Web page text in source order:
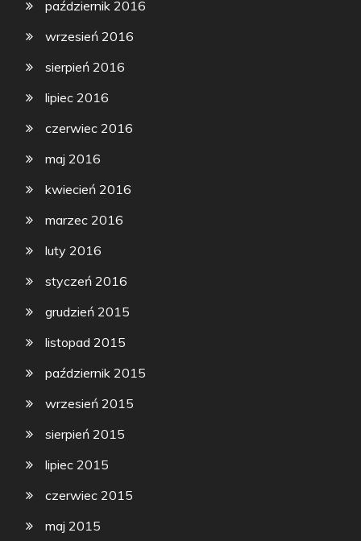
październik 2016
wrzesień 2016
sierpień 2016
lipiec 2016
czerwiec 2016
maj 2016
kwiecień 2016
marzec 2016
luty 2016
styczeń 2016
grudzień 2015
listopad 2015
październik 2015
wrzesień 2015
sierpień 2015
lipiec 2015
czerwiec 2015
maj 2015